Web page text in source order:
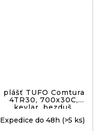
plášť TUFO Comtura
4TR30, 700x30C,
kevlar, bezduš.
Expedice do 48h (>5 ks)